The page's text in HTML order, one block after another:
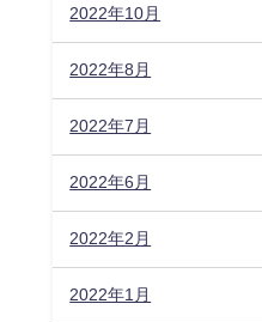
2022年10月
2022年8月
2022年7月
2022年6月
2022年2月
2022年1月